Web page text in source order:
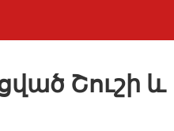
Շուշի և